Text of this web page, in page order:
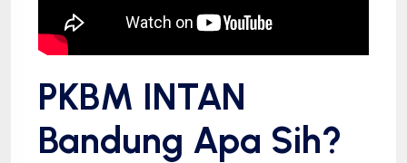
PKBM INTAN
Bandung Apa Sih?